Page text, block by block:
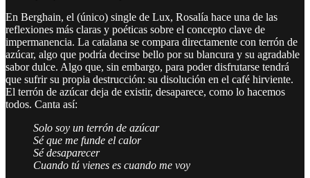
En Berghain, el (único) single de Lux, Rosalía hace una de las
reflexiones más claras y poéticas sobre el concepto clave de
impermanencia. La catalana se compara directamente con terrón de
azúcar, algo que podría decirse bello por su blancura y su agradable
sabor dulce. Algo que, sin embargo, para poder disfrutarse tendrá
que sufrir su propia destrucción: su disolución en el café hirviente.
El terrón de azúcar deja de existir, desaparece, como lo hacemos
todos. Canta así:
Solo soy un terrón de azúcar
Sé que me funde el calor
Sé desaparecer
Cuando tú vienes es cuando me voy